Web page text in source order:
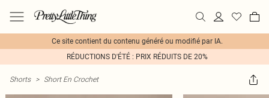
Ce site contient du contenu généré ou modifié par IA.
RÉDUCTIONS D'ÉTÉ : PRIX RÉDUITS DE 20%
Shorts > Short En Crochet